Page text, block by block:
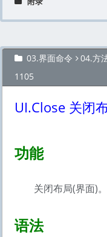
03.界面命令 04.方
1105
UI.Close 关闭
功能
关闭布局(界面)。
语法